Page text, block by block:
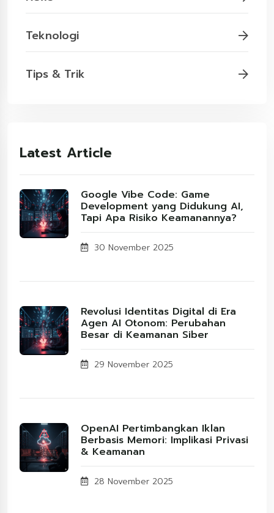
Teknologi
Tips & Trik
Latest Article
Google Vibe Code: Game
Development yang Didukung AI,
Tapi Apa Risiko Keamanannya?
30 November 2025
Revolusi Identitas Digital di Era
Agen AI Otonom: Perubahan
Besar di Keamanan Siber
29 November 2025
OpenAI Pertimbangkan Iklan
Berbasis Memori: Implikasi Privasi
& Keamanan
28 November 2025